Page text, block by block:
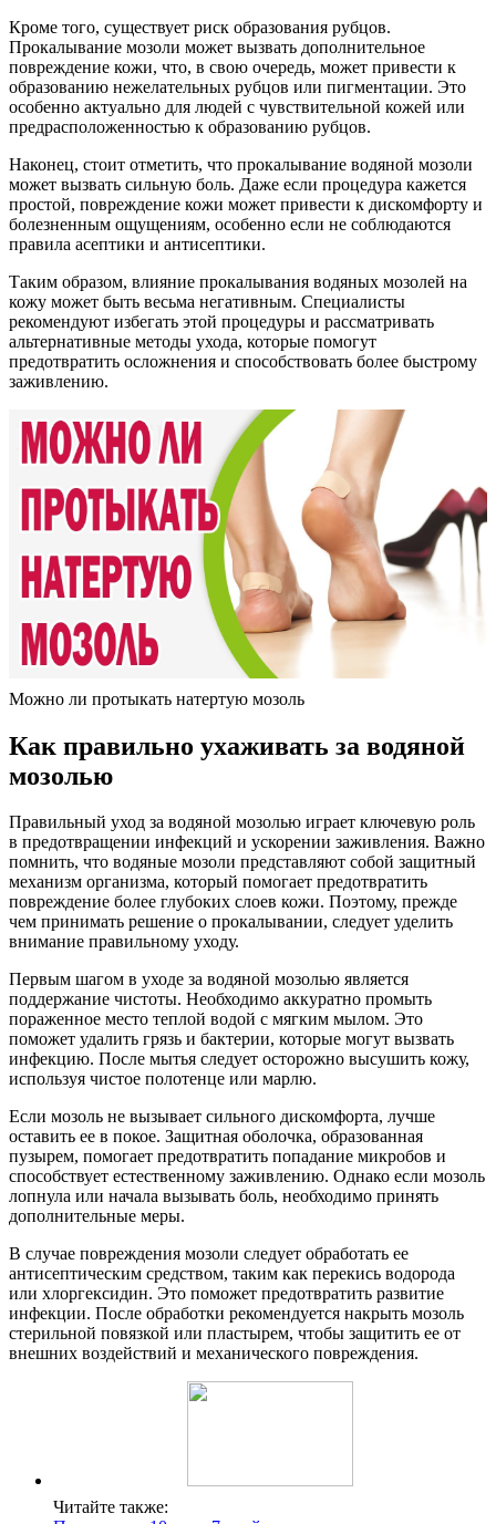
Кроме того, существует риск образования рубцов.
Прокалывание мозоли может вызвать дополнительное
повреждение кожи, что, в свою очередь, может привести к
образованию нежелательных рубцов или пигментации. Это
особенно актуально для людей с чувствительной кожей или
предрасположенностью к образованию рубцов.
Наконец, стоит отметить, что прокалывание водяной мозоли
может вызвать сильную боль. Даже если процедура кажется
простой, повреждение кожи может привести к дискомфорту и
болезненным ощущениям, особенно если не соблюдаются
правила асептики и антисептики.
Таким образом, влияние прокалывания водяных мозолей на
кожу может быть весьма негативным. Специалисты
рекомендуют избегать этой процедуры и рассматривать
альтернативные методы ухода, которые помогут
предотвратить осложнения и способствовать более быстрому
заживлению.
Можно ли протыкать натертую мозоль
Как правильно ухаживать за водяной
мозолью
Правильный уход за водяной мозолью играет ключевую роль
в предотвращении инфекций и ускорении заживления. Важно
помнить, что водяные мозоли представляют собой защитный
механизм организма, который помогает предотвратить
повреждение более глубоких слоев кожи. Поэтому, прежде
чем принимать решение о прокалывании, следует уделить
внимание правильному уходу.
Первым шагом в уходе за водяной мозолью является
поддержание чистоты. Необходимо аккуратно промыть
пораженное место теплой водой с мягким мылом. Это
поможет удалить грязь и бактерии, которые могут вызвать
инфекцию. После мытья следует осторожно высушить кожу,
используя чистое полотенце или марлю.
Если мозоль не вызывает сильного дискомфорта, лучше
оставить ее в покое. Защитная оболочка, образованная
пузырем, помогает предотвратить попадание микробов и
способствует естественному заживлению. Однако если мозоль
лопнула или начала вызывать боль, необходимо принять
дополнительные меры.
В случае повреждения мозоли следует обработать ее
антисептическим средством, таким как перекись водорода
или хлоргексидин. Это поможет предотвратить развитие
инфекции. После обработки рекомендуется накрыть мозоль
стерильной повязкой или пластырем, чтобы защитить ее от
внешних воздействий и механического повреждения.
Читайте также: